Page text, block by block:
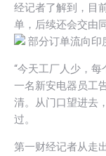
经记者了解到，目
单，后续还会交由
部分订单流向印
“今天工厂人少，
一名新安电器员工
清。从门口望进去
过。
第一财经记者从走